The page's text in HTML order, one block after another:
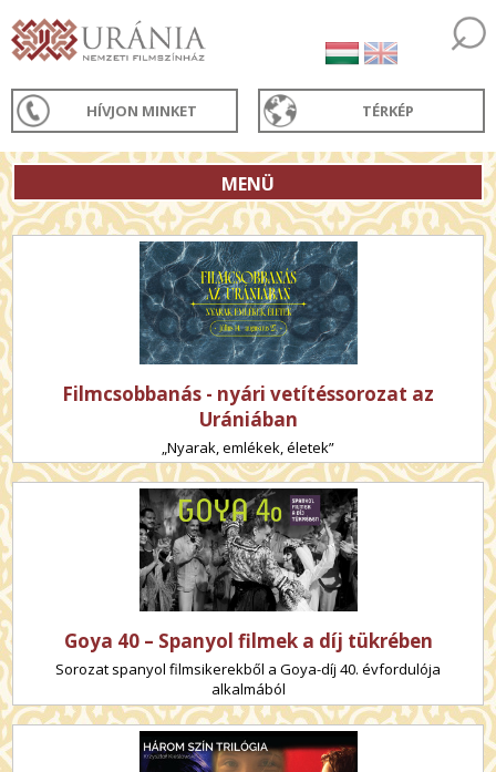
HÍVJON MINKET TÉRKÉP
MENÜ
Filmcsobbanás - nyári vetítéssorozat az
Urániában
„Nyarak, emlékek, életek”
Goya 40 – Spanyol filmek a díj tükrében
Sorozat spanyol filmsikerekből a Goya-díj 40. évfordulója
alkalmából